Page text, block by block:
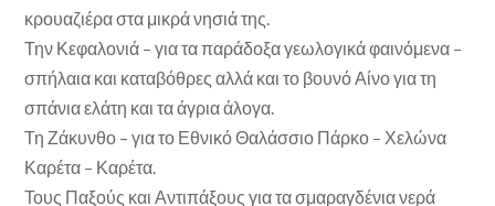
κρουαζιέρα στα μικρά νησιά της.
Την Κεφαλονιά – για τα παράδοξα γεωλογικά φαινόμενα –
σπήλαια και καταβόθρες αλλά και το βουνό Αίνο για τη
σπάνια ελάτη και τα άγρια άλογα.
Τη Ζάκυνθο – για το Εθνικό Θαλάσσιο Πάρκο – Χελώνα
Καρέτα – Καρέτα.
Τους Παξούς και Αντιπάξους για τα σμαραγδένια νερά